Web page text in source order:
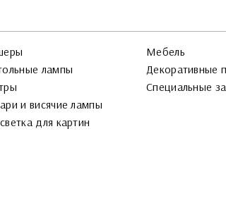
лампы
и висячие лампы
для картин
Мебель
Декоративные
Специальные